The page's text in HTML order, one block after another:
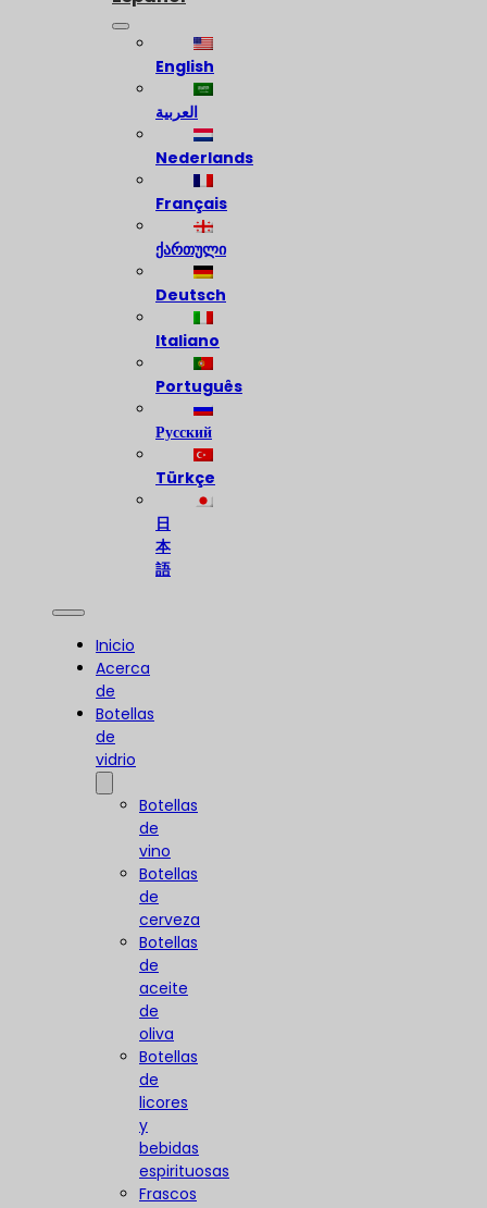
English
العربية
Nederlands
Français
ქართული
Deutsch
Italiano
Português
Русский
Türkçe
日
本
語
Inicio
Acerca
de
Botellas
de
vidrio
Botellas
de
vino
Botellas
de
cerveza
Botellas
de
aceite
de
oliva
Botellas
de
licores
y
bebidas
espirituosas
Frascos